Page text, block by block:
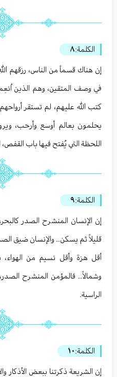
الكلمة:٨
إن هناك قسماً من الناس، رزقهم
في وصف المتقين، وهم الذين
كتب الله عليهم، لم تستقر
يحلمون بعالم أوسع وأرحب،
اللحظة التي يُفتح فيها باب
الكلمة:٩
إن الإنسان المنشرح الصدر
قليلاً ثم يسكن.. والإنسان ضيق
أقل هزة وأقل نسيم من
وشمالاً.. فالمؤمن المنشرح
الراسية.
الكلمة:١٠
إن الشريعة ذكرتنا ببعض الأذكار